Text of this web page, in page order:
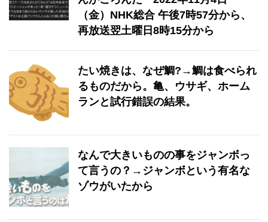
（金）NHK総合 午後7時57分から、
再放送翌土曜日8時15分から
たい焼きは、なぜ鯛?→鯛は食べられ
るものだから。亀、ウサギ、ホーム
ランと試行錯誤の結果。
なんで大きいものの事をジャンボっ
て言うの？→ジャンボという有名な
ゾウがいたから